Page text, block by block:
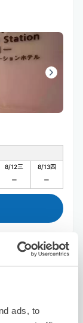
ads, to
8/12三 8/13四